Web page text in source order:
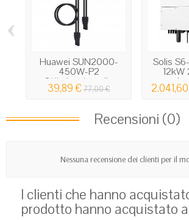
Huawei SUN2000-
450W-P2
Ottimizzatore di...
39,89 €77,00 €
Solis
‹
Recensioni (0)
Nessuna recensione dei clienti per il
I clienti che hanno
prodotto hanno acquistato